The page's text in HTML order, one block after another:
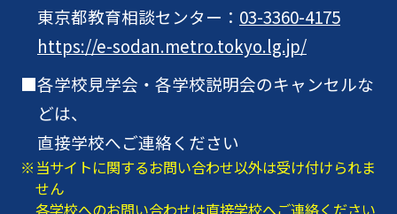
東京都教育相談センター： 03-3360-4175
https://e-sodan.metro.tokyo.lg.jp/
各学校見学会・各学校説明会のキャンセルな
どは、
直接学校へご連絡ください
当サイトに関するお問い合わせ以外は受け付けられま
せん
各学校へのお問い合わせは直接学校へご連絡ください